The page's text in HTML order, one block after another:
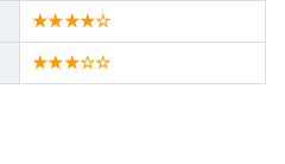
★★★★☆
★★★☆☆